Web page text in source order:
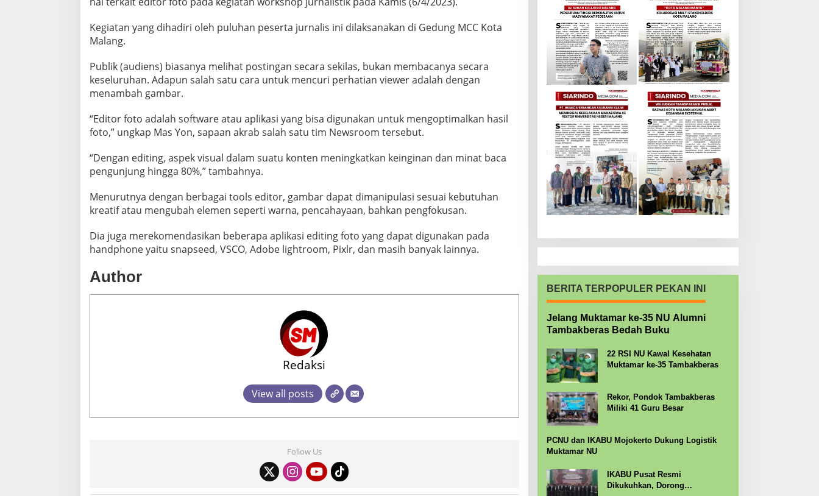
F
T
Kegiatan yang dihadiri oleh puluhan peserta jurnalis ini dilaksanakan di Gedung MCC Kota
Malang.
Publik (audiens) biasanya melihat postingan secara sekilas, bukan membacanya secara
keseluruhan. Adapun salah satu cara untuk mencuri perhatian viewer adalah dengan
menambah gambar.
“Editor foto adalah software atau aplikasi yang bisa digunakan untuk mengoptimalkan hasil
foto,” ungkap Mas Yon, sapaan akrab salah satu tim Newsroom tersebut.
“Dengan editing, aspek visual dalam suatu konten meningkatkan keinginan dan minat baca
pengunjung hingga 80%,” tambahnya.
Menurutnya dengan berbagai tools editor, gambar dapat dimanipulasi sesuai kebutuhan
kreatif atau mengubah elemen seperti warna, pencahayaan, bahkan pengfokusan.
Dia juga merekomendasikan beberapa aplikasi editing foto yang dapat digunakan pada
handphone yaitu snapseed, VSCO, Adobe lightroom, Pixlr, dan masih banyak lainnya.
Author
Redaksi
View all posts
Follow Us
BERITA TERPOPULER PEKAN INI
Jelang Muktamar ke-35 NU Alumni
Tambakberas Bedah Buku
22 RSI NU Kawal Kesehatan
Muktamar ke-35 Tambakberas
Rekor, Pondok Tambakberas
Miliki 41 Guru Besar
PCNU dan IKABU Mojokerto Dukung Logistik
Muktamar NU
IKABU Pusat Resmi
Dikukuhkan, Dorong